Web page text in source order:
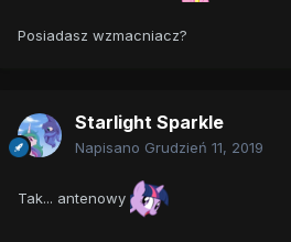
Posiadasz wzmacniacz?
Starlight Sparkle
Napisano Grudzień 11, 2019
Tak... antenowy